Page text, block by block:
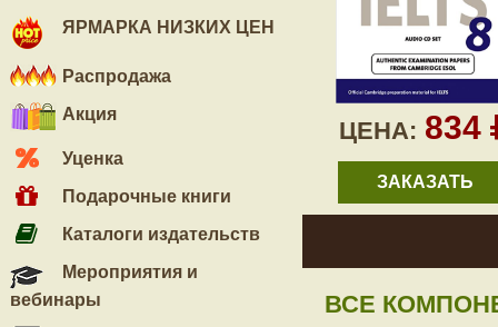
ЯРМАРКА НИЗКИХ ЦЕН
Распродажа
Акция
Уценка
Подарочные книги
Каталоги издательств
Мероприятия и
вебинары
ЦЕНА: 834
ЗАКАЗАТЬ
ВСЕ